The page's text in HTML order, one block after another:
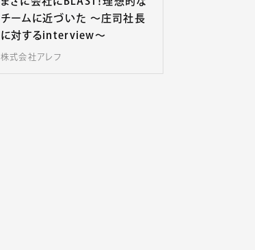
チームに近づいた 〜庄司社長
に対するinterview〜
株式会社アレフ